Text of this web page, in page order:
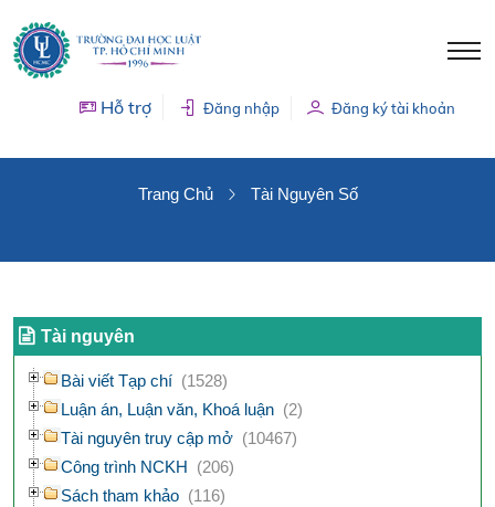
Hỗ trợ Đăng nhập Đăng ký tài khoản
Trang Chủ Tài Nguyên Số
Tài nguyên
Bài viết Tạp chí (1528)
Luận án, Luận văn, Khoá luận (2)
Tài nguyên truy cập mở (10467)
Công trình NCKH (206)
Sách tham khảo (116)